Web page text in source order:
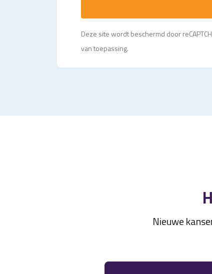
Deze site wordt beschermd door
van toepassing.
Nieuwe